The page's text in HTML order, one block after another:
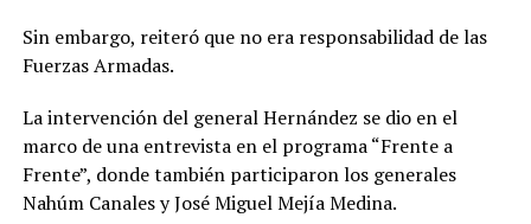
Sin embargo, reiteró que no era responsabilidad de las
Fuerzas Armadas.
La intervención del general Hernández se dio en el
marco de una entrevista en el programa “Frente a
Frente”, donde también participaron los generales
Nahúm Canales y José Miguel Mejía Medina.